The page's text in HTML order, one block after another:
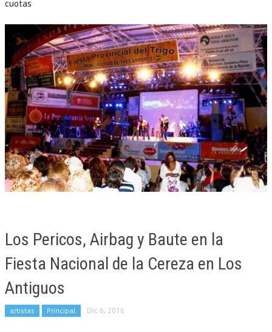
cuotas
Los Pericos, Airbag y Baute en la
Fiesta Nacional de la Cereza en Los
Antiguos
artistas Principal Dic 6, 2016